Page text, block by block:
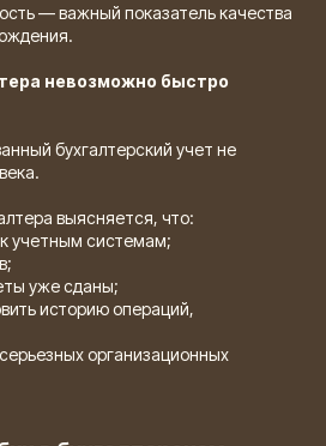
— важный показатель качества
невозможно быстро
бухгалтерский учет не
выясняется, что:
учетным системам;
уже сданы;
историю операций,
организационных